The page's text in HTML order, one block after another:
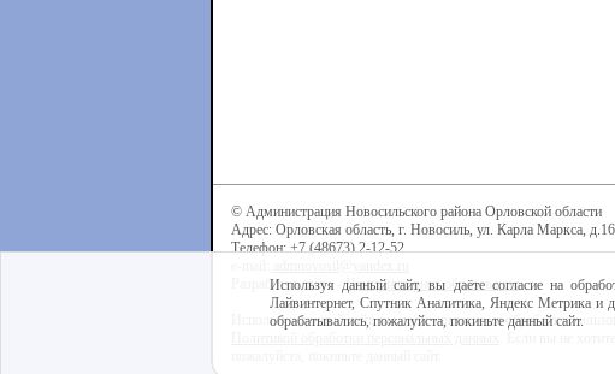
© Администрация Новосильского района Орловской области
Адрес: Орловская область, г. Новосиль, ул. Карла Маркса, д.16
Телефон: +7 (48673) 2-12-52
Разработка сайта -Центр интернет-образования
Используя данный сайт, вы даёте согласие на обработку
Используя данный сайт, вы даёте согласие на
Лайвинтернет, Спутник Аналитика, Яндекс Метрика и
обрабатывались, пожалуйста, покиньте данный сайт.